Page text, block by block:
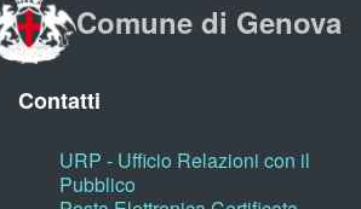
Comune di Genova
Contatti
URP - Ufficio Relazioni con il
Pubblico